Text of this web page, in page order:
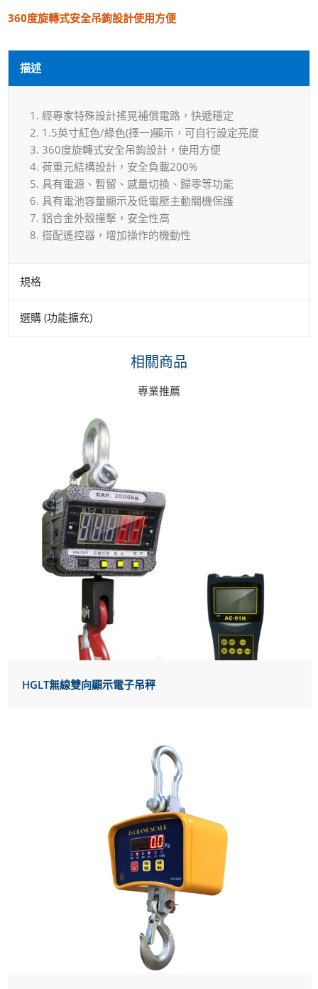
360度旋轉式安全吊鉤設計使用方便
描述
1. 經專家特殊設計搖晃補償電路，快遞穩定
2. 1.5英寸紅色/綠色(擇一)顯示，可自行設定亮度
3. 360度旋轉式安全吊鉤設計，使用方便
4. 荷重元結構設計，安全負載200%
5. 具有電源、暫留、感量切換、歸零等功能
6. 具有電池容量顯示及低電壓主動關機保護
7. 鋁合金外殼撞擊，安全性高
8. 搭配遙控器，增加操作的機動性
規格
選購 (功能擴充)
相關商品
專業推薦
HGLT無線雙向顯示電子吊秤